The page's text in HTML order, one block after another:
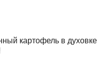
картофель в духовке